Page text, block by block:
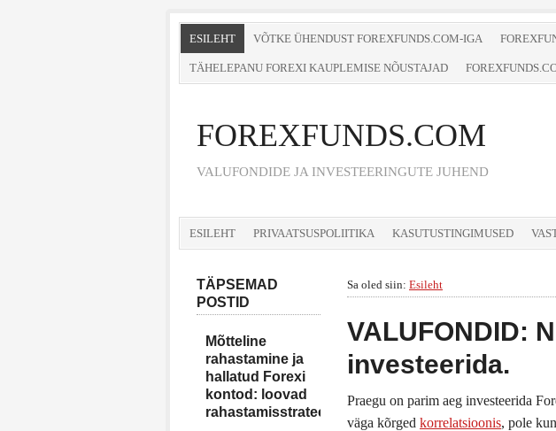
ESILEHT VÕTKE ÜHENDUST FOREXFUNDS.COM-IGA
TÄHELEPANU FOREXI KAUPLEMISE NÕUSTAJAD
FOREXFUNDS.COM
VALUFONDIDE JA INVESTEERINGUTE JUHEND
ESILEHT PRIVAATSUSPOLIITIKA KASUTUSTINGIMUSED
Sa oled siin: Esileht
VALUFONDID:
investeerida.
Praegu on parim aeg investeerida
väga kõrged korrelatsioonis, pole
TÄPSEMAD
POSTID
Mõtteline
rahastamine ja
hallatud Forexi
kontod: loovad
rahastamisstrateegiad